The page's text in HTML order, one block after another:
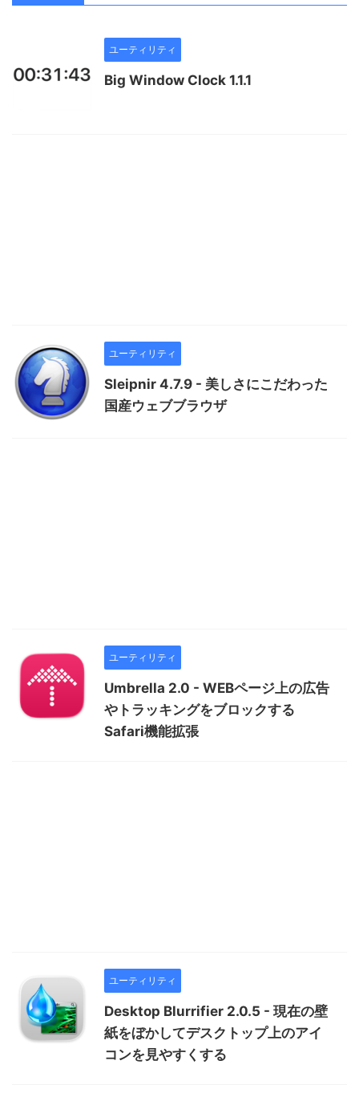
ユーティリティ
Big Window Clock 1.1.1
ユーティリティ
Sleipnir 4.7.9 - 美しさにこだわった
国産ウェブブラウザ
ユーティリティ
Umbrella 2.0 - WEBページ上の広告
やトラッキングをブロックする
Safari機能拡張
ユーティリティ
Desktop Blurrifier 2.0.5 - 現在の壁
紙をぼかしてデスクトップ上のアイ
コンを見やすくする